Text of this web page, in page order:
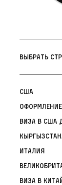
Выбрать
США
Виза в США
Италия
Виза в